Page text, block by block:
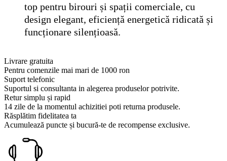
top pentru birouri și spații comerciale, cu
design elegant, eficiență energetică ridicată și
funcționare silențioasă.
Livrare gratuita
Pentru comenzile mai mari de 1000 ron
Suport telefonic
Suportul si consultanta in alegerea produselor potrivite.
Retur simplu și rapid
14 zile de la momentul achizitiei poti returna produsele.
Răsplătim fidelitatea ta
Acumulează puncte și bucură-te de recompense exclusive.